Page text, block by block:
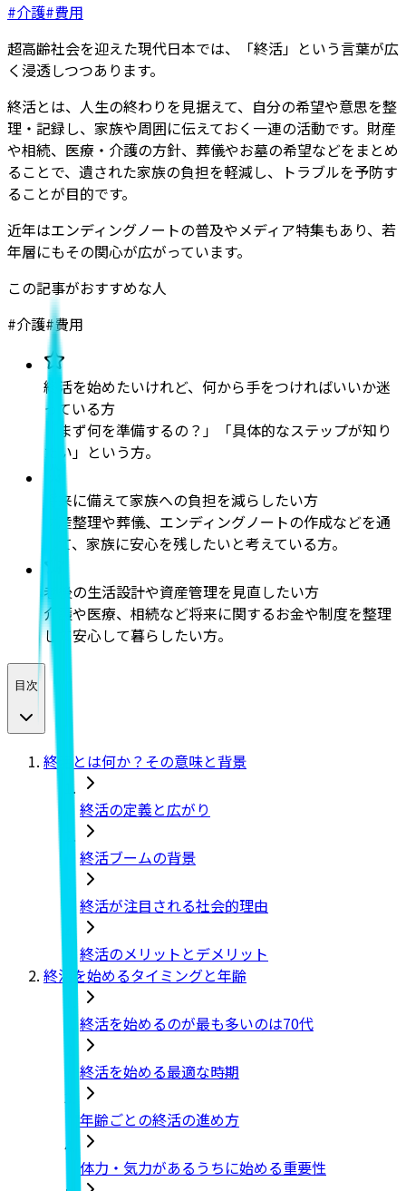
#介護#費用
超高齢社会を迎えた現代日本では、「終活」という言葉が広
く浸透しつつあります。
終活とは、人生の終わりを見据えて、自分の希望や意思を整
理・記録し、家族や周囲に伝えておく一連の活動です。財産
や相続、医療・介護の方針、葬儀やお墓の希望などをまとめ
ることで、遺された家族の負担を軽減し、トラブルを予防す
ることが目的です。
近年はエンディングノートの普及やメディア特集もあり、若
年層にもその関心が広がっています。
この記事がおすすめな人
#介護#費用
終活を始めたいけれど、何から手をつければいいか迷
っている方
「まず何を準備するの？」「具体的なステップが知り
たい」という方。
将来に備えて家族への負担を減らしたい方
財産整理や葬儀、エンディングノートの作成などを通
して、家族に安心を残したいと考えている方。
老後の生活設計や資産管理を見直したい方
介護や医療、相続など将来に関するお金や制度を整理
して安心して暮らしたい方。
目次
終活とは何か？その意味と背景
終活の定義と広がり
終活ブームの背景
終活が注目される社会的理由
終活のメリットとデメリット
終活を始めるタイミングと年齢
終活を始めるのが最も多いのは70代
終活を始める最適な時期
年齢ごとの終活の進め方
体力・気力があるうちに始める重要性